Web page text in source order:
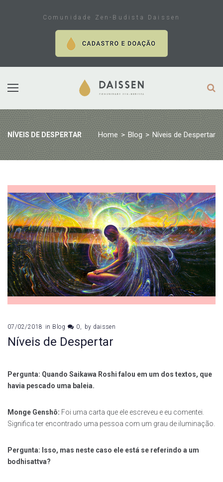
Comunidade Zen-Budista Daissen
NÍVEIS DE DESPERTAR Home > Blog > Níveis de Despertar
07/02/2018 in Blog 0 by daissen
Níveis de Despertar
Pergunta: Quando Saikawa Roshi falou em um dos textos, que
havia pescado uma baleia.
Monge Genshô: Foi uma carta que ele escreveu e eu comentei.
Significa ter encontrado uma pessoa com um grau de iluminação.
Pergunta: Isso, mas neste caso ele está se referindo a um
bodhisattva?